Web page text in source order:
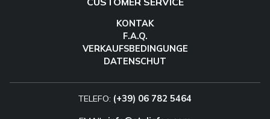
KONTAK
F.A.Q.
VERKAUFSBEDINGUNGE
DATENSCHUT
TELEFO: (+39) 06 782 5464